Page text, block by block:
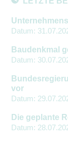
Datum:
Baudenkmal
Datum:
vor
Datum:
Die geplante
Datum: